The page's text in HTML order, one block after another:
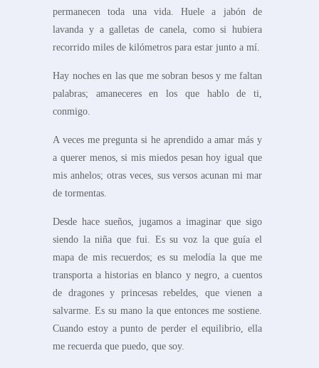
permanecen toda una vida. Huele a jabón de
lavanda y a galletas de canela, como si hubiera
recorrido miles de kilómetros para estar junto a mí.
Hay noches en las que me sobran besos y me faltan
palabras; amaneceres en los que hablo de ti,
conmigo.
A veces me pregunta si he aprendido a amar más y
a querer menos, si mis miedos pesan hoy igual que
mis anhelos; otras veces, sus versos acunan mi mar
de tormentas.
Desde hace sueños, jugamos a imaginar que sigo
siendo la niña que fui. Es su voz la que guía el
mapa de mis recuerdos; es su melodía la que me
transporta a historias en blanco y negro, a cuentos
de dragones y princesas rebeldes, que vienen a
salvarme. Es su mano la que entonces me sostiene.
Cuando estoy a punto de perder el equilibrio, ella
me recuerda que puedo, que soy.